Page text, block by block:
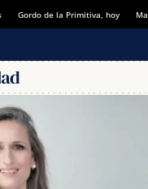
Gordo de la Primitiva, hoy